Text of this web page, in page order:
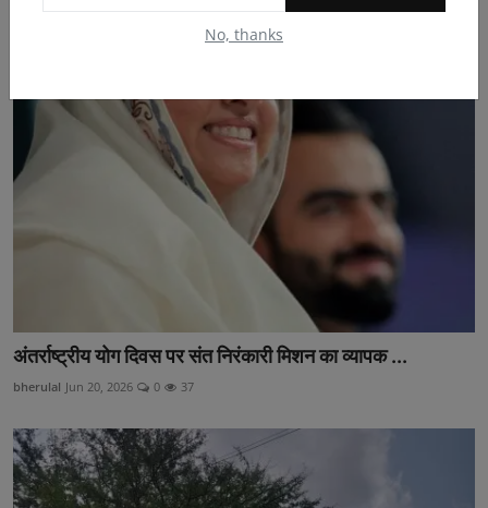
No, thanks
अंतर्राष्ट्रीय योग दिवस पर संत निरंकारी मिशन का व्यापक ...
bherulal Jun 20, 2026 0 37